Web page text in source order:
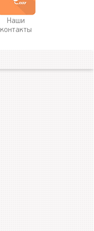
Наши
контакты